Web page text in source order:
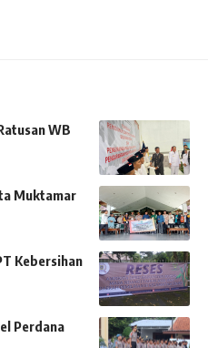
WB
Muktamar
Kebersihan
Perdana